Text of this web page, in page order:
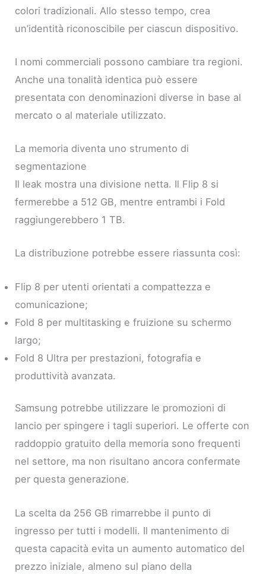
colori tradizionali. Allo stesso tempo, crea
un’identità riconoscibile per ciascun dispositivo.
I nomi commerciali possono cambiare tra regioni.
Anche una tonalità identica può essere
presentata con denominazioni diverse in base al
mercato o al materiale utilizzato.
La memoria diventa uno strumento di
segmentazione
Il leak mostra una divisione netta. Il Flip 8 si
fermerebbe a 512 GB, mentre entrambi i Fold
raggiungerebbero 1 TB.
La distribuzione potrebbe essere riassunta così:
Flip 8 per utenti orientati a compattezza e
comunicazione;
Fold 8 per multitasking e fruizione su schermo
largo;
Fold 8 Ultra per prestazioni, fotografia e
produttività avanzata.
Samsung potrebbe utilizzare le promozioni di
lancio per spingere i tagli superiori. Le offerte con
raddoppio gratuito della memoria sono frequenti
nel settore, ma non risultano ancora confermate
per questa generazione.
La scelta da 256 GB rimarrebbe il punto di
ingresso per tutti i modelli. Il mantenimento di
questa capacità evita un aumento automatico del
prezzo iniziale, almeno sul piano della